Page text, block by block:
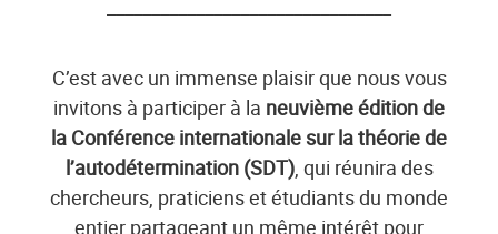
C’est avec un immense plaisir que nous vous
invitons à participer à la neuvième édition de
la Conférence internationale sur la théorie de
l’autodétermination (SDT), qui réunira des
chercheurs, praticiens et étudiants du monde
entier partageant un même intérêt pour